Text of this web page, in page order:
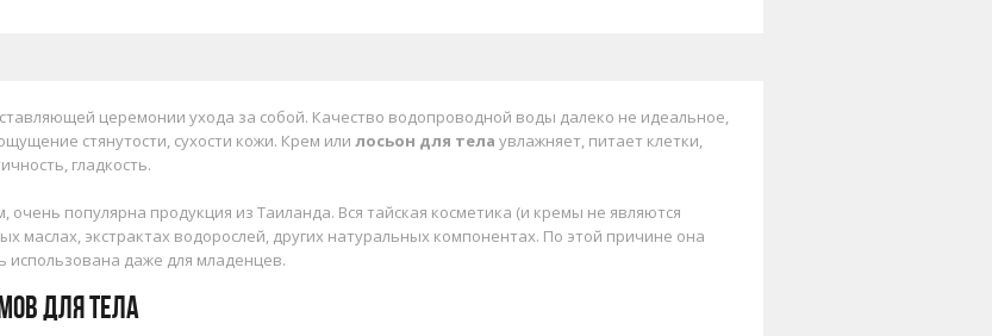
церемонии ухода за собой. Качество водопроводной воды далеко не идеальное,
стянутости, сухости кожи. Крем или лосьон для тела увлажняет, питает клетки,
гладкость.
очень популярна продукция из Таиланда. Вся тайская косметика (и кремы не являются
маслах, экстрактах водорослей, других натуральных компонентах. По этой причине она
даже для младенцев.
для тела